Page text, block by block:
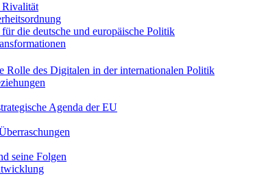
Rivalität
die deutsche und europäische Politik
des Digitalen in der internationalen Politik
Agenda der EU
seine Folgen